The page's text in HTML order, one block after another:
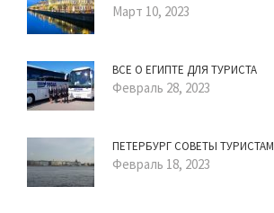
Март 10, 2023
ВСЕ О ЕГИПТЕ ДЛЯ ТУРИСТА
Февраль 28, 2023
ПЕТЕРБУРГ СОВЕТЫ ТУРИСТАМ
Февраль 18, 2023